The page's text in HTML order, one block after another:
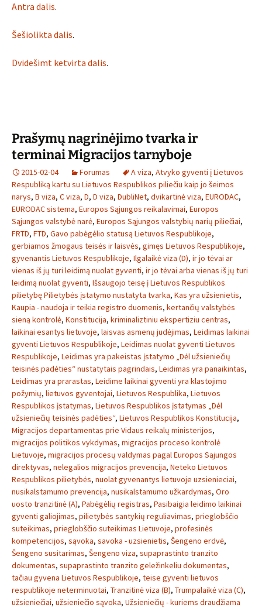
Antra dalis.
Šešiolikta dalis.
Dvidešimt ketvirta dalis.
Prašymų nagrinėjimo tvarka ir
terminai Migracijos tarnyboje
2015-02-04 Forumas A viza, Atvyko gyventi į Lietuvos
Respubliką kartu su Lietuvos Respublikos piliečiu kaip jo šeimos
narys, B viza, C viza, D, D viza, DubliNet, dvikartinė viza, EURODAC,
EURODAC sistema, Europos Sąjungos reikalavimai, Europos
Sąjungos valstybė narė, Europos Sąjungos valstybių narių piliečiai,
FRTD, FTD, Gavo pabėgėlio statusą Lietuvos Respublikoje,
gerbiamos žmogaus teisės ir laisvės, gimęs Lietuvos Respublikoje,
gyvenantis Lietuvos Respublikoje, Ilgalaikė viza (D), ir jo tėvai ar
vienas iš jų turi leidimą nuolat gyventi, ir jo tėvai arba vienas iš jų turi
leidimą nuolat gyventi, Išsaugojo teisę į Lietuvos Respublikos
pilietybę Pilietybės įstatymo nustatyta tvarka, Kas yra užsienietis,
Kaupia - naudoja ir teikia registro duomenis, kertančių valstybės
sieną kontrolė, Konstitucija, kriminaliztiniu ekspertiziu centras,
laikinai esantys lietuvoje, laisvas asmenų judėjimas, Leidimas laikinai
gyventi Lietuvos Respublikoje, Leidimas nuolat gyventi Lietuvos
Respublikoje, Leidimas yra pakeistas įstatymo „Dėl užsieniečių
teisinės padėties“ nustatytais pagrindais, Leidimas yra panaikintas,
Leidimas yra prarastas, Leidime laikinai gyventi yra klastojimo
požymių, lietuvos gyventojai, Lietuvos Respublika, Lietuvos
Respublikos įstatymas, Lietuvos Respublikos įstatymas „Dėl
užsieniečių teisinės padėties“, Lietuvos Respublikos Konstitucija,
Migracijos departamentas prie Vidaus reikalų ministerijos,
migracijos politikos vykdymas, migracijos proceso kontrolė
Lietuvoje, migracijos procesų valdymas pagal Europos Sąjungos
direktyvas, nelegalios migracijos prevencija, Neteko Lietuvos
Respublikos pilietybės, nuolat gyvenantys lietuvoje uzsienieciai,
nusikalstamumo prevencija, nusikalstamumo užkardymas, Oro
uosto tranzitinė (A), Pabėgėlių registras, Pasibaigia leidimo laikinai
gyventi galiojimas, pilietybės santykių reguliavimas, prieglobščio
suteikimas, prieglobščio suteikimas Lietuvoje, profesinės
kompetencijos, sąvoka, savoka - uzsienietis, Šengeno erdvė,
Šengeno susitarimas, Šengeno viza, supaprastinto tranzito
dokumentas, supaprastinto tranzito geležinkeliu dokumentas,
tačiau gyvena Lietuvos Respublikoje, teise gyventi lietuvos
respublikoje neterminuotai, Tranzitinė viza (B), Trumpalaikė viza (C),
užsieniečiai, užsieniečio sąvoka, Užsieniečių - kuriems draudžiama